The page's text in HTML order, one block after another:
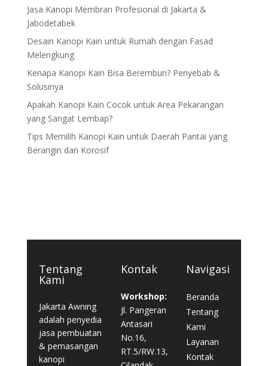
Jasa Kanopi Membran Profesional di Jakarta &
Jabodetabek
Desain Kanopi Kain untuk Rumah dengan Fasad
Melengkung
Kenapa Kanopi Kain Bisa Berembun? Penyebab &
Solusinya
Apakah Kanopi Kain Cocok untuk Area Pekarangan
yang Sangat Lembap?
Tips Memilih Kanopi Kain untuk Daerah Pantai yang
Berangin dan Korosif
Tentang
Kami
Jakarta Awning
adalah penyedia
jasa pembuatan
& pemasangan
kanopi
Kontak
Workshop:
Jl. Pangeran
Antasari
No.16,
RT.5/RW.13,
Navigasi
Beranda
Tentang
Kami
Layanan
Kontak